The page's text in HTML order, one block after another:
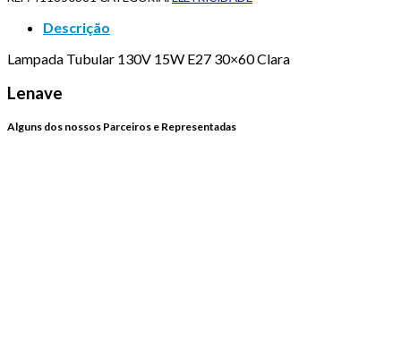
Descrição
Lampada Tubular 130V 15W E27 30×60 Clara
Lenave
Alguns dos nossos Parceiros e Representadas